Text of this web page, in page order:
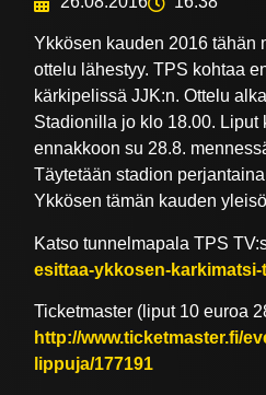
Ykkösen kauden 2016 tähän
ottelu lähestyy. TPS kohtaa
kärkipelissä JJK:n. Ottelu
Stadionilla jo klo 18.00. Liput
ennakkoon su 28.8.
Täytetään stadion
Ykkösen tämän kauden
Katso tunnelmapala TPS
esittaa-ykkosen-karkimatsi-
Ticketmaster (liput 10 euroa
http://www.ticketmaster.fi/
lippuja/177191